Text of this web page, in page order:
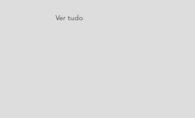
Ver tudo